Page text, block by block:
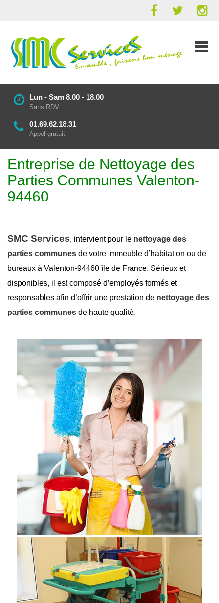
Lun - Sam 8.00 - 18.00
Sans RDV
01.69.62.18.31
Appel gratuit
Entreprise de Nettoyage des
Parties Communes Valenton-
94460
SMC Services, intervient pour le nettoyage des
parties communes de votre immeuble d’habitation ou de
bureaux à Valenton-94460 île de France. Sérieux et
disponibles, il est composé d’employés formés et
responsables afin d’offrir une prestation de nettoyage des
parties communes de haute qualité.